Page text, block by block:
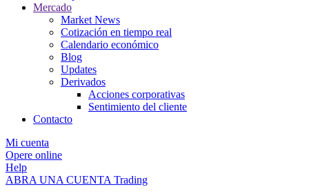
Mercado
Market News
Cotización en tiempo real
Calendario económico
Blog
Updates
Derivados
Acciones corporativas
Sentimiento del cliente
Contacto
Mi cuenta
Opere online
Help
ABRA UNA CUENTA Trading